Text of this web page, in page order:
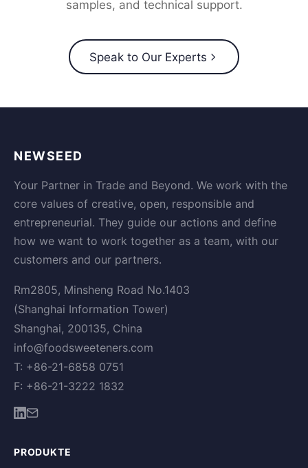
samples, and technical support.
Speak to Our Experts
NEWSEED
Your Partner in Trade and Beyond. We work with the
core values of creative, open, responsible and
entrepreneurial. They guide our actions and define
how we want to work together as a team, with our
customers and our partners.
Rm2805, Minsheng Road No.1403
(Shanghai Information Tower)
Shanghai, 200135, China
info@foodsweeteners.com
T: +86-21-6858 0751
F: +86-21-3222 1832
PRODUKTE